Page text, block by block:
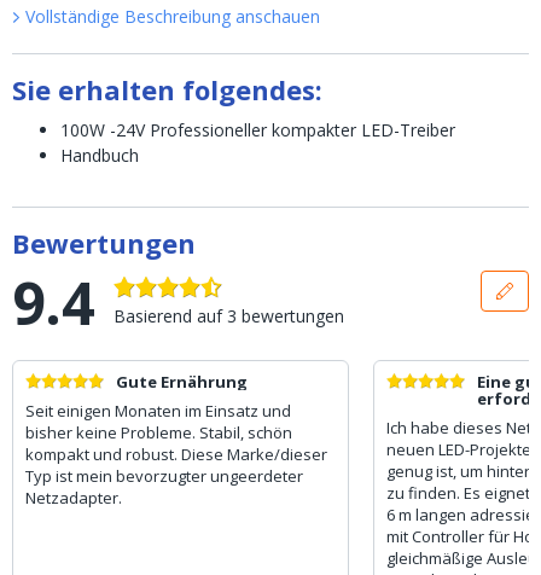
Vollständige Beschreibung anschauen
Sie erhalten folgendes:
100W -24V Professioneller kompakter LED-Treiber
Handbuch
Bewertungen
9.4 Basierend auf 3 bewertungen
Gute Ernährung
Seit einigen Monaten im Einsatz und
bisher keine Probleme. Stabil, schön
kompakt und robust. Diese Marke/dieser
Typ ist mein bevorzugter ungeerdeter
Netzadapter.
Eine
Ich habe dieses
neuen LED-Projekte
genug ist, um hinter
zu finden. Es eignet
6 m langen
mit Controller für
gleichmäßige